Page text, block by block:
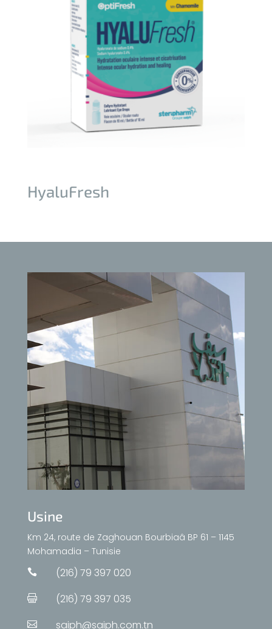
HyaluFresh
Usine
Km 24, route de Zaghouan Bourbiaâ BP 61 – 1145
Mohamadia – Tunisie
 (216) 79 397 020
 (216) 79 397 035
 saiph@saiph.com.tn